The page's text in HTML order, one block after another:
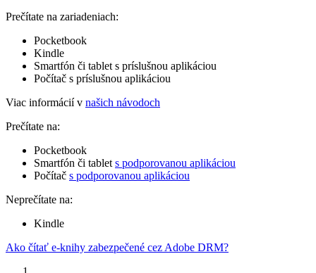
Prečítate na zariadeniach:
Pocketbook
Kindle
Smartfón či tablet s príslušnou aplikáciou
Počítač s príslušnou aplikáciou
Viac informácií v našich návodoch
Prečítate na:
Pocketbook
Smartfón či tablet s podporovanou aplikáciou
Počítač s podporovanou aplikáciou
Neprečítate na:
Kindle
Ako čítať e-knihy zabezpečené cez Adobe DRM?